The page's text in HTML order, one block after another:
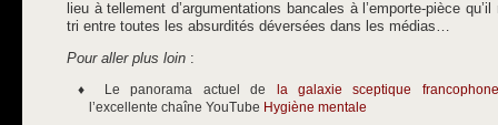
lieu à tellement d’argumentations bancales à l’emporte-pièce
tri entre toutes les absurdités déversées dans les médias…
Pour aller plus loin :
Le panorama actuel de
la galaxie sceptique francophone
l’excellente chaîne YouTube Hygiène mentale